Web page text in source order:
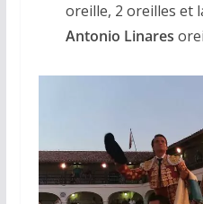
oreille, 2 oreilles et
Antonio Linares